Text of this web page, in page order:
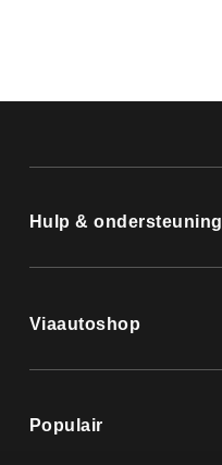
Hulp & ondersteuning
Viaautoshop
Populair